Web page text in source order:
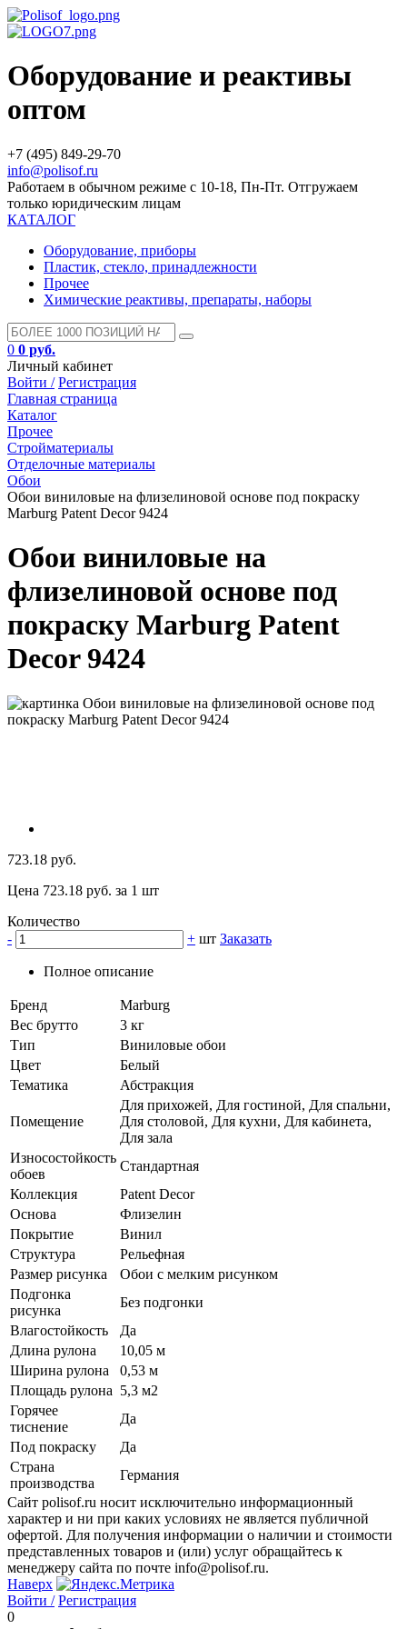
Оборудование и реактивы
оптом
+7 (495) 849-29-70
info@polisof.ru
Работаем в обычном режиме с 10-18, Пн-Пт. Отгружаем
только юридическим лицам
КАТАЛОГ
Оборудование, приборы
Пластик, стекло, принадлежности
Прочее
Химические реактивы, препараты, наборы
0 0 руб.
Личный кабинет
Войти / Регистрация
Главная страница
Каталог
Прочее
Стройматериалы
Отделочные материалы
Обои
Обои виниловые на флизелиновой основе под покраску
Marburg Patent Decor 9424
Обои виниловые на
флизелиновой основе под
покраску Marburg Patent
Decor 9424
723.18 руб.
Цена 723.18 руб. за 1 шт
Количество
-
+ шт Заказать
Полное описание
Бренд
Marburg
Вес брутто
3 кг
Тип
Виниловые обои
Цвет
Белый
Тематика
Абстракция
Помещение
Для прихожей, Для гостиной, Для спальни,
Для столовой, Для кухни, Для кабинета,
Для зала
Износостойкость
обоев
Стандартная
Коллекция
Patent Decor
Основа
Флизелин
Покрытие
Винил
Структура
Рельефная
Размер рисунка
Обои с мелким рисунком
Подгонка
рисунка
Без подгонки
Влагостойкость
Да
Длина рулона
10,05 м
Ширина рулона
0,53 м
Площадь рулона 5,3 м2
Горячее
тиснение
Да
Под покраску
Да
Страна
производства
Германия
Сайт polisof.ru носит исключительно информационный
характер и ни при каких условиях не является публичной
офертой. Для получения информации о наличии и стоимости
представленных товаров и (или) услуг обращайтесь к
менеджеру сайта по почте info@polisof.ru.
Наверх
Войти / Регистрация
0